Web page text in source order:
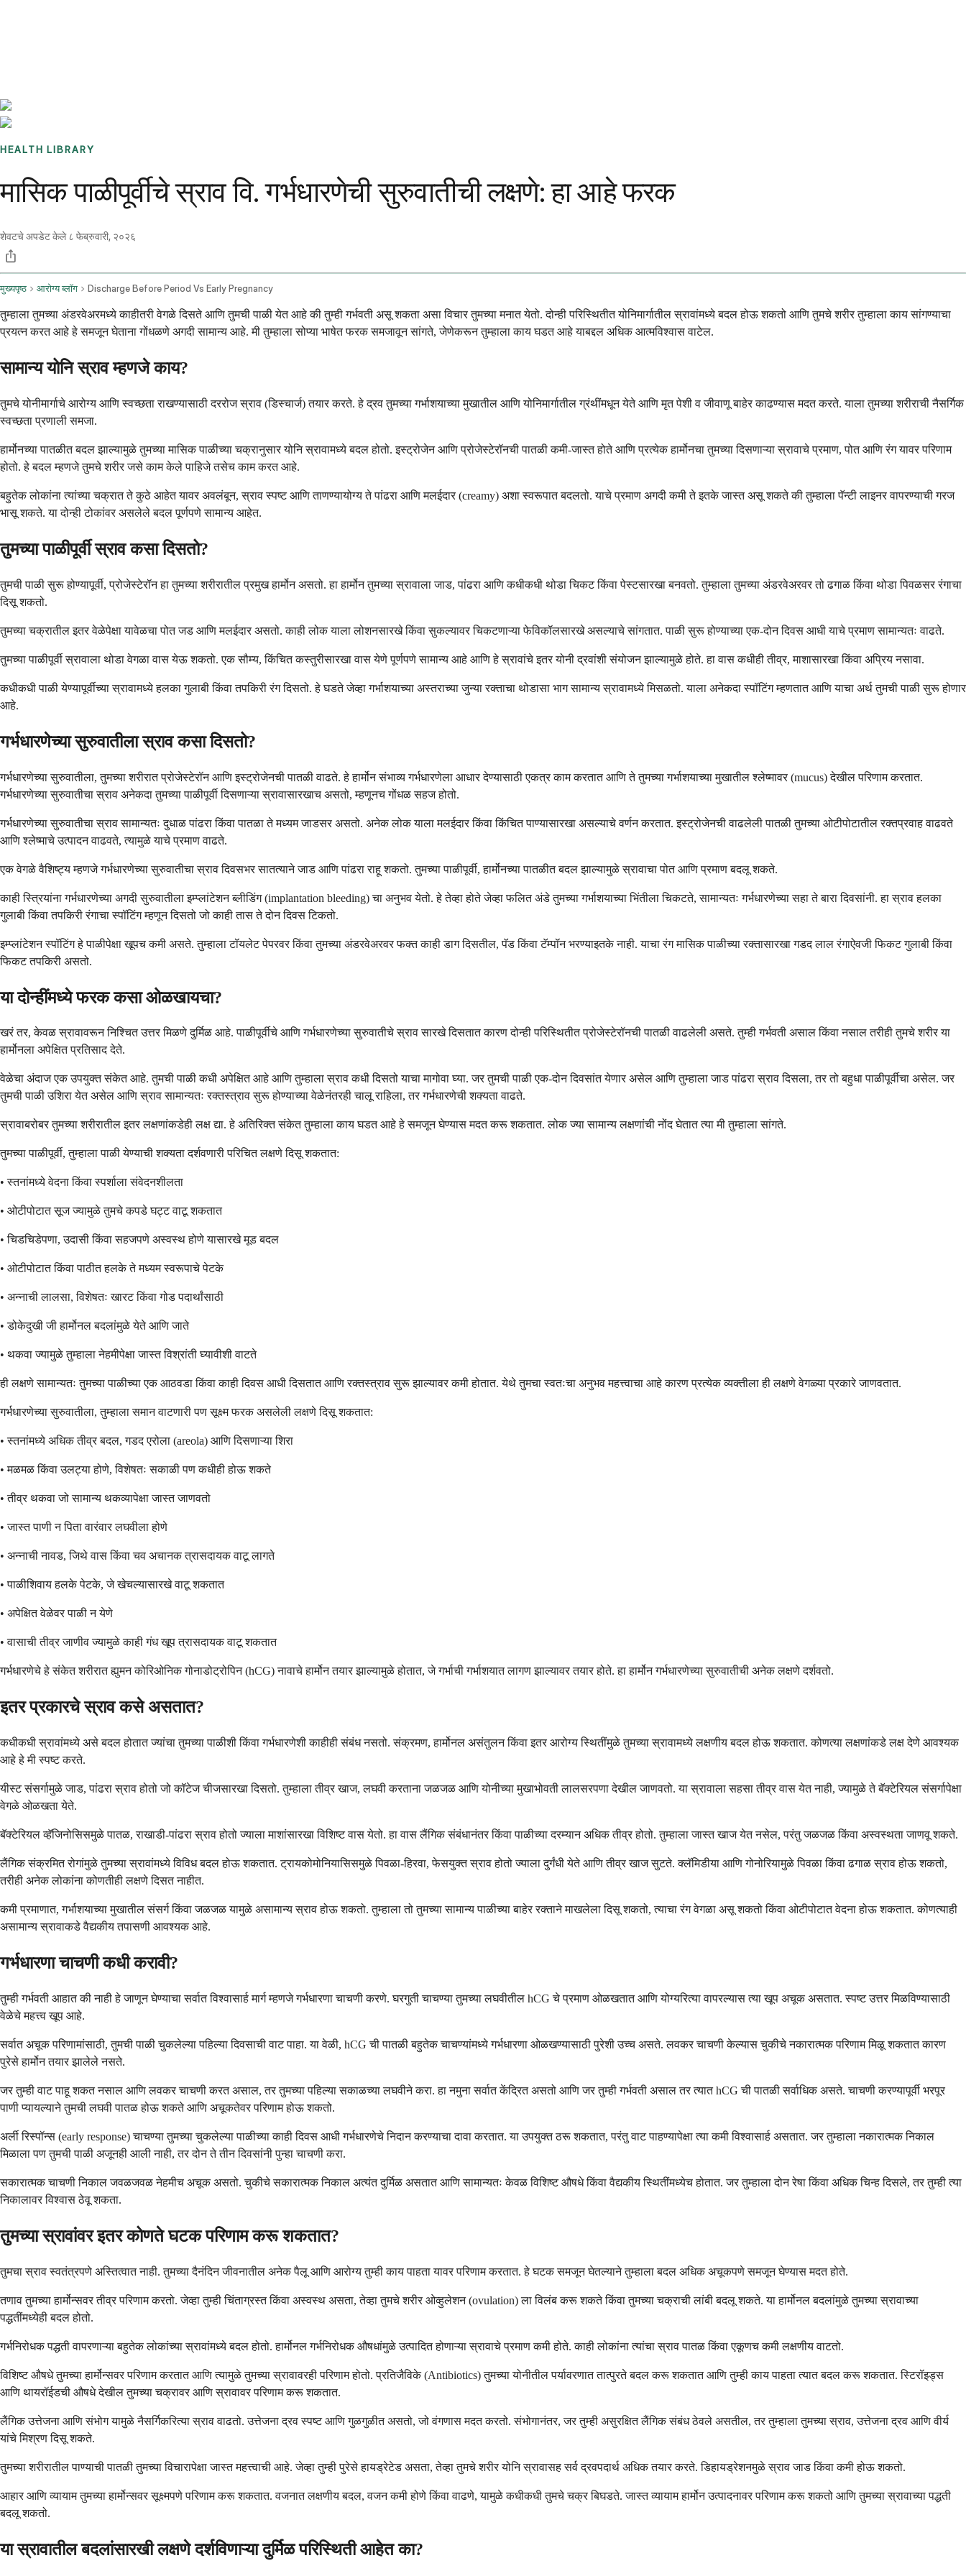
HEALTH LIBRARY
मासिक पाळीपूर्वीचे स्राव वि. गर्भधारणेची सुरुवातीची लक्षणे: हा आहे फरक
शेवटचे अपडेट केले ८ फेब्रुवारी, २०२६
मुख्यपृष्ठ आरोग्य ब्लॉग Discharge Before Period Vs Early Pregnancy
तुम्हाला तुमच्या अंडरवेअरमध्ये काहीतरी वेगळे दिसते आणि तुमची पाळी येत आहे की तुम्ही गर्भवती असू शकता असा विचार तुमच्या मनात येतो. दोन्ही परिस्थितीत योनिमार्गातील स्रावांमध्ये बदल होऊ शकतो आणि तुमचे शरीर तुम्हाला काय सांगण्याचा
प्रयत्न करत आहे हे समजून घेताना गोंधळणे अगदी सामान्य आहे. मी तुम्हाला सोप्या भाषेत फरक समजावून सांगते, जेणेकरून तुम्हाला काय घडत आहे याबद्दल अधिक आत्मविश्वास वाटेल.
सामान्य योनि स्राव म्हणजे काय?
तुमचे योनीमार्गाचे आरोग्य आणि स्वच्छता राखण्यासाठी दररोज स्राव (डिस्चार्ज) तयार करते. हे द्रव तुमच्या गर्भाशयाच्या मुखातील आणि योनिमार्गातील ग्रंथींमधून येते आणि मृत पेशी व जीवाणू बाहेर काढण्यास मदत करते. याला तुमच्या शरीराची नैसर्गिक
स्वच्छता प्रणाली समजा.
हार्मोनच्या पातळीत बदल झाल्यामुळे तुमच्या मासिक पाळीच्या चक्रानुसार योनि स्रावामध्ये बदल होतो. इस्ट्रोजेन आणि प्रोजेस्टेरॉनची पातळी कमी-जास्त होते आणि प्रत्येक हार्मोनचा तुमच्या दिसणाऱ्या स्रावाचे प्रमाण, पोत आणि रंग यावर परिणाम
होतो. हे बदल म्हणजे तुमचे शरीर जसे काम केले पाहिजे तसेच काम करत आहे.
बहुतेक लोकांना त्यांच्या चक्रात ते कुठे आहेत यावर अवलंबून, स्राव स्पष्ट आणि ताणण्यायोग्य ते पांढरा आणि मलईदार (creamy) अशा स्वरूपात बदलतो. याचे प्रमाण अगदी कमी ते इतके जास्त असू शकते की तुम्हाला पॅन्टी लाइनर वापरण्याची गरज
भासू शकते. या दोन्ही टोकांवर असलेले बदल पूर्णपणे सामान्य आहेत.
तुमच्या पाळीपूर्वी स्राव कसा दिसतो?
तुमची पाळी सुरू होण्यापूर्वी, प्रोजेस्टेरॉन हा तुमच्या शरीरातील प्रमुख हार्मोन असतो. हा हार्मोन तुमच्या स्रावाला जाड, पांढरा आणि कधीकधी थोडा चिकट किंवा पेस्टसारखा बनवतो. तुम्हाला तुमच्या अंडरवेअरवर तो ढगाळ किंवा थोडा पिवळसर रंगाचा
दिसू शकतो.
तुमच्या चक्रातील इतर वेळेपेक्षा यावेळचा पोत जड आणि मलईदार असतो. काही लोक याला लोशनसारखे किंवा सुकल्यावर चिकटणाऱ्या फेविकॉलसारखे असल्याचे सांगतात. पाळी सुरू होण्याच्या एक-दोन दिवस आधी याचे प्रमाण सामान्यतः वाढते.
तुमच्या पाळीपूर्वी स्रावाला थोडा वेगळा वास येऊ शकतो. एक सौम्य, किंचित कस्तुरीसारखा वास येणे पूर्णपणे सामान्य आहे आणि हे स्रावांचे इतर योनी द्रवांशी संयोजन झाल्यामुळे होते. हा वास कधीही तीव्र, माशासारखा किंवा अप्रिय नसावा.
कधीकधी पाळी येण्यापूर्वीच्या स्रावामध्ये हलका गुलाबी किंवा तपकिरी रंग दिसतो. हे घडते जेव्हा गर्भाशयाच्या अस्तराच्या जुन्या रक्ताचा थोडासा भाग सामान्य स्रावामध्ये मिसळतो. याला अनेकदा स्पॉटिंग म्हणतात आणि याचा अर्थ तुमची पाळी सुरू होणार
आहे.
गर्भधारणेच्या सुरुवातीला स्राव कसा दिसतो?
गर्भधारणेच्या सुरुवातीला, तुमच्या शरीरात प्रोजेस्टेरॉन आणि इस्ट्रोजेनची पातळी वाढते. हे हार्मोन संभाव्य गर्भधारणेला आधार देण्यासाठी एकत्र काम करतात आणि ते तुमच्या गर्भाशयाच्या मुखातील श्लेष्मावर (mucus) देखील परिणाम करतात.
गर्भधारणेच्या सुरुवातीचा स्राव अनेकदा तुमच्या पाळीपूर्वी दिसणाऱ्या स्रावासारखाच असतो, म्हणूनच गोंधळ सहज होतो.
गर्भधारणेच्या सुरुवातीचा स्राव सामान्यतः दुधाळ पांढरा किंवा पातळा ते मध्यम जाडसर असतो. अनेक लोक याला मलईदार किंवा किंचित पाण्यासारखा असल्याचे वर्णन करतात. इस्ट्रोजेनची वाढलेली पातळी तुमच्या ओटीपोटातील रक्तप्रवाह वाढवते
आणि श्लेष्माचे उत्पादन वाढवते, त्यामुळे याचे प्रमाण वाढते.
एक वेगळे वैशिष्ट्य म्हणजे गर्भधारणेच्या सुरुवातीचा स्राव दिवसभर सातत्याने जाड आणि पांढरा राहू शकतो. तुमच्या पाळीपूर्वी, हार्मोनच्या पातळीत बदल झाल्यामुळे स्रावाचा पोत आणि प्रमाण बदलू शकते.
काही स्त्रियांना गर्भधारणेच्या अगदी सुरुवातीला इम्प्लांटेशन ब्लीडिंग (implantation bleeding) चा अनुभव येतो. हे तेव्हा होते जेव्हा फलित अंडे तुमच्या गर्भाशयाच्या भिंतीला चिकटते, सामान्यतः गर्भधारणेच्या सहा ते बारा दिवसांनी. हा स्राव हलका
गुलाबी किंवा तपकिरी रंगाचा स्पॉटिंग म्हणून दिसतो जो काही तास ते दोन दिवस टिकतो.
इम्प्लांटेशन स्पॉटिंग हे पाळीपेक्षा खूपच कमी असते. तुम्हाला टॉयलेट पेपरवर किंवा तुमच्या अंडरवेअरवर फक्त काही डाग दिसतील, पॅड किंवा टॅम्पॉन भरण्याइतके नाही. याचा रंग मासिक पाळीच्या रक्तासारखा गडद लाल रंगाऐवजी फिकट गुलाबी किंवा
फिकट तपकिरी असतो.
या दोन्हींमध्ये फरक कसा ओळखायचा?
खरं तर, केवळ स्रावावरून निश्चित उत्तर मिळणे दुर्मिळ आहे. पाळीपूर्वीचे आणि गर्भधारणेच्या सुरुवातीचे स्राव सारखे दिसतात कारण दोन्ही परिस्थितीत प्रोजेस्टेरॉनची पातळी वाढलेली असते. तुम्ही गर्भवती असाल किंवा नसाल तरीही तुमचे शरीर या
हार्मोनला अपेक्षित प्रतिसाद देते.
वेळेचा अंदाज एक उपयुक्त संकेत आहे. तुमची पाळी कधी अपेक्षित आहे आणि तुम्हाला स्राव कधी दिसतो याचा मागोवा घ्या. जर तुमची पाळी एक-दोन दिवसांत येणार असेल आणि तुम्हाला जाड पांढरा स्राव दिसला, तर तो बहुधा पाळीपूर्वीचा असेल. जर
तुमची पाळी उशिरा येत असेल आणि स्राव सामान्यतः रक्तस्त्राव सुरू होण्याच्या वेळेनंतरही चालू राहिला, तर गर्भधारणेची शक्यता वाढते.
स्रावाबरोबर तुमच्या शरीरातील इतर लक्षणांकडेही लक्ष द्या. हे अतिरिक्त संकेत तुम्हाला काय घडत आहे हे समजून घेण्यास मदत करू शकतात. लोक ज्या सामान्य लक्षणांची नोंद घेतात त्या मी तुम्हाला सांगते.
तुमच्या पाळीपूर्वी, तुम्हाला पाळी येण्याची शक्यता दर्शवणारी परिचित लक्षणे दिसू शकतात:
• स्तनांमध्ये वेदना किंवा स्पर्शाला संवेदनशीलता
• ओटीपोटात सूज ज्यामुळे तुमचे कपडे घट्ट वाटू शकतात
• चिडचिडेपणा, उदासी किंवा सहजपणे अस्वस्थ होणे यासारखे मूड बदल
• ओटीपोटात किंवा पाठीत हलके ते मध्यम स्वरूपाचे पेटके
• अन्नाची लालसा, विशेषतः खारट किंवा गोड पदार्थांसाठी
• डोकेदुखी जी हार्मोनल बदलांमुळे येते आणि जाते
• थकवा ज्यामुळे तुम्हाला नेहमीपेक्षा जास्त विश्रांती घ्यावीशी वाटते
ही लक्षणे सामान्यतः तुमच्या पाळीच्या एक आठवडा किंवा काही दिवस आधी दिसतात आणि रक्तस्त्राव सुरू झाल्यावर कमी होतात. येथे तुमचा स्वतःचा अनुभव महत्त्वाचा आहे कारण प्रत्येक व्यक्तीला ही लक्षणे वेगळ्या प्रकारे जाणवतात.
गर्भधारणेच्या सुरुवातीला, तुम्हाला समान वाटणारी पण सूक्ष्म फरक असलेली लक्षणे दिसू शकतात:
• स्तनांमध्ये अधिक तीव्र बदल, गडद एरोला (areola) आणि दिसणाऱ्या शिरा
• मळमळ किंवा उलट्या होणे, विशेषतः सकाळी पण कधीही होऊ शकते
• तीव्र थकवा जो सामान्य थकव्यापेक्षा जास्त जाणवतो
• जास्त पाणी न पिता वारंवार लघवीला होणे
• अन्नाची नावड, जिथे वास किंवा चव अचानक त्रासदायक वाटू लागते
• पाळीशिवाय हलके पेटके, जे खेचल्यासारखे वाटू शकतात
• अपेक्षित वेळेवर पाळी न येणे
• वासाची तीव्र जाणीव ज्यामुळे काही गंध खूप त्रासदायक वाटू शकतात
गर्भधारणेचे हे संकेत शरीरात ह्युमन कोरिओनिक गोनाडोट्रोपिन (hCG) नावाचे हार्मोन तयार झाल्यामुळे होतात, जे गर्भाची गर्भाशयात लागण झाल्यावर तयार होते. हा हार्मोन गर्भधारणेच्या सुरुवातीची अनेक लक्षणे दर्शवतो.
इतर प्रकारचे स्राव कसे असतात?
कधीकधी स्रावांमध्ये असे बदल होतात ज्यांचा तुमच्या पाळीशी किंवा गर्भधारणेशी काहीही संबंध नसतो. संक्रमण, हार्मोनल असंतुलन किंवा इतर आरोग्य स्थितींमुळे तुमच्या स्रावामध्ये लक्षणीय बदल होऊ शकतात. कोणत्या लक्षणांकडे लक्ष देणे आवश्यक
आहे हे मी स्पष्ट करते.
यीस्ट संसर्गामुळे जाड, पांढरा स्राव होतो जो कॉटेज चीजसारखा दिसतो. तुम्हाला तीव्र खाज, लघवी करताना जळजळ आणि योनीच्या मुखाभोवती लालसरपणा देखील जाणवतो. या स्रावाला सहसा तीव्र वास येत नाही, ज्यामुळे ते बॅक्टेरियल संसर्गापेक्षा
वेगळे ओळखता येते.
बॅक्टेरियल व्हॅजिनोसिसमुळे पातळ, राखाडी-पांढरा स्राव होतो ज्याला माशांसारखा विशिष्ट वास येतो. हा वास लैंगिक संबंधानंतर किंवा पाळीच्या दरम्यान अधिक तीव्र होतो. तुम्हाला जास्त खाज येत नसेल, परंतु जळजळ किंवा अस्वस्थता जाणवू शकते.
लैंगिक संक्रमित रोगांमुळे तुमच्या स्रावांमध्ये विविध बदल होऊ शकतात. ट्रायकोमोनियासिसमुळे पिवळा-हिरवा, फेसयुक्त स्राव होतो ज्याला दुर्गंधी येते आणि तीव्र खाज सुटते. क्लॅमिडीया आणि गोनोरियामुळे पिवळा किंवा ढगाळ स्राव होऊ शकतो,
तरीही अनेक लोकांना कोणतीही लक्षणे दिसत नाहीत.
कमी प्रमाणात, गर्भाशयाच्या मुखातील संसर्ग किंवा जळजळ यामुळे असामान्य स्राव होऊ शकतो. तुम्हाला तो तुमच्या सामान्य पाळीच्या बाहेर रक्ताने माखलेला दिसू शकतो, त्याचा रंग वेगळा असू शकतो किंवा ओटीपोटात वेदना होऊ शकतात. कोणत्याही
असामान्य स्रावाकडे वैद्यकीय तपासणी आवश्यक आहे.
गर्भधारणा चाचणी कधी करावी?
तुम्ही गर्भवती आहात की नाही हे जाणून घेण्याचा सर्वात विश्वासार्ह मार्ग म्हणजे गर्भधारणा चाचणी करणे. घरगुती चाचण्या तुमच्या लघवीतील hCG चे प्रमाण ओळखतात आणि योग्यरित्या वापरल्यास त्या खूप अचूक असतात. स्पष्ट उत्तर मिळविण्यासाठी
वेळेचे महत्त्व खूप आहे.
सर्वात अचूक परिणामांसाठी, तुमची पाळी चुकलेल्या पहिल्या दिवसाची वाट पाहा. या वेळी, hCG ची पातळी बहुतेक चाचण्यांमध्ये गर्भधारणा ओळखण्यासाठी पुरेशी उच्च असते. लवकर चाचणी केल्यास चुकीचे नकारात्मक परिणाम मिळू शकतात कारण
पुरेसे हार्मोन तयार झालेले नसते.
जर तुम्ही वाट पाहू शकत नसाल आणि लवकर चाचणी करत असाल, तर तुमच्या पहिल्या सकाळच्या लघवीने करा. हा नमुना सर्वात केंद्रित असतो आणि जर तुम्ही गर्भवती असाल तर त्यात hCG ची पातळी सर्वाधिक असते. चाचणी करण्यापूर्वी भरपूर
पाणी प्यायल्याने तुमची लघवी पातळ होऊ शकते आणि अचूकतेवर परिणाम होऊ शकतो.
अर्ली रिस्पॉन्स (early response) चाचण्या तुमच्या चुकलेल्या पाळीच्या काही दिवस आधी गर्भधारणेचे निदान करण्याचा दावा करतात. या उपयुक्त ठरू शकतात, परंतु वाट पाहण्यापेक्षा त्या कमी विश्वासार्ह असतात. जर तुम्हाला नकारात्मक निकाल
मिळाला पण तुमची पाळी अजूनही आली नाही, तर दोन ते तीन दिवसांनी पुन्हा चाचणी करा.
सकारात्मक चाचणी निकाल जवळजवळ नेहमीच अचूक असतो. चुकीचे सकारात्मक निकाल अत्यंत दुर्मिळ असतात आणि सामान्यतः केवळ विशिष्ट औषधे किंवा वैद्यकीय स्थितींमध्येच होतात. जर तुम्हाला दोन रेषा किंवा अधिक चिन्ह दिसले, तर तुम्ही त्या
निकालावर विश्वास ठेवू शकता.
तुमच्या स्रावांवर इतर कोणते घटक परिणाम करू शकतात?
तुमचा स्राव स्वतंत्रपणे अस्तित्वात नाही. तुमच्या दैनंदिन जीवनातील अनेक पैलू आणि आरोग्य तुम्ही काय पाहता यावर परिणाम करतात. हे घटक समजून घेतल्याने तुम्हाला बदल अधिक अचूकपणे समजून घेण्यास मदत होते.
तणाव तुमच्या हार्मोन्सवर तीव्र परिणाम करतो. जेव्हा तुम्ही चिंताग्रस्त किंवा अस्वस्थ असता, तेव्हा तुमचे शरीर ओव्हुलेशन (ovulation) ला विलंब करू शकते किंवा तुमच्या चक्राची लांबी बदलू शकते. या हार्मोनल बदलांमुळे तुमच्या स्रावाच्या
पद्धतींमध्येही बदल होतो.
गर्भनिरोधक पद्धती वापरणाऱ्या बहुतेक लोकांच्या स्रावांमध्ये बदल होतो. हार्मोनल गर्भनिरोधक औषधांमुळे उत्पादित होणाऱ्या स्रावाचे प्रमाण कमी होते. काही लोकांना त्यांचा स्राव पातळ किंवा एकूणच कमी लक्षणीय वाटतो.
विशिष्ट औषधे तुमच्या हार्मोन्सवर परिणाम करतात आणि त्यामुळे तुमच्या स्रावावरही परिणाम होतो. प्रतिजैविके (Antibiotics) तुमच्या योनीतील पर्यावरणात तात्पुरते बदल करू शकतात आणि तुम्ही काय पाहता त्यात बदल करू शकतात. स्टिरॉइड्स
आणि थायरॉईडची औषधे देखील तुमच्या चक्रावर आणि स्रावावर परिणाम करू शकतात.
लैंगिक उत्तेजना आणि संभोग यामुळे नैसर्गिकरित्या स्राव वाढतो. उत्तेजना द्रव स्पष्ट आणि गुळगुळीत असतो, जो वंगणास मदत करतो. संभोगानंतर, जर तुम्ही असुरक्षित लैंगिक संबंध ठेवले असतील, तर तुम्हाला तुमच्या स्राव, उत्तेजना द्रव आणि वीर्य
यांचे मिश्रण दिसू शकते.
तुमच्या शरीरातील पाण्याची पातळी तुमच्या विचारापेक्षा जास्त महत्त्वाची आहे. जेव्हा तुम्ही पुरेसे हायड्रेटेड असता, तेव्हा तुमचे शरीर योनि स्रावासह सर्व द्रवपदार्थ अधिक तयार करते. डिहायड्रेशनमुळे स्राव जाड किंवा कमी होऊ शकतो.
आहार आणि व्यायाम तुमच्या हार्मोन्सवर सूक्ष्मपणे परिणाम करू शकतात. वजनात लक्षणीय बदल, वजन कमी होणे किंवा वाढणे, यामुळे कधीकधी तुमचे चक्र बिघडते. जास्त व्यायाम हार्मोन उत्पादनावर परिणाम करू शकतो आणि तुमच्या स्रावाच्या पद्धती
बदलू शकतो.
या स्रावातील बदलांसारखी लक्षणे दर्शविणाऱ्या दुर्मिळ परिस्थिती आहेत का?